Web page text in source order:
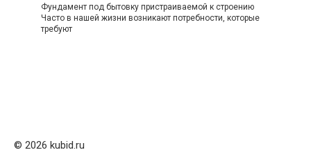
Фундамент под бытовку пристраиваемой к строению
Часто в нашей жизни возникают потребности, которые
требуют
© 2026 kubid.ru